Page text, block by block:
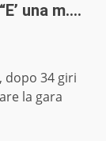
una m….
dopo 34 giri
la gara